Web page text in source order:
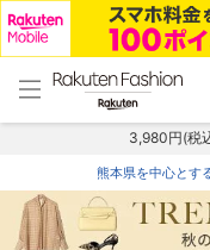
menu home
トップ
3,980円(税
熊本県を中心とす